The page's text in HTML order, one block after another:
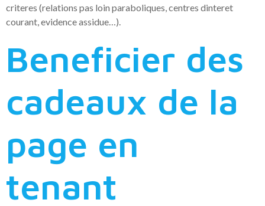
criteres (relations pas loin paraboliques, centres dinteret
courant, evidence assidue…).
Beneficier des
cadeaux de la
page en
tenant